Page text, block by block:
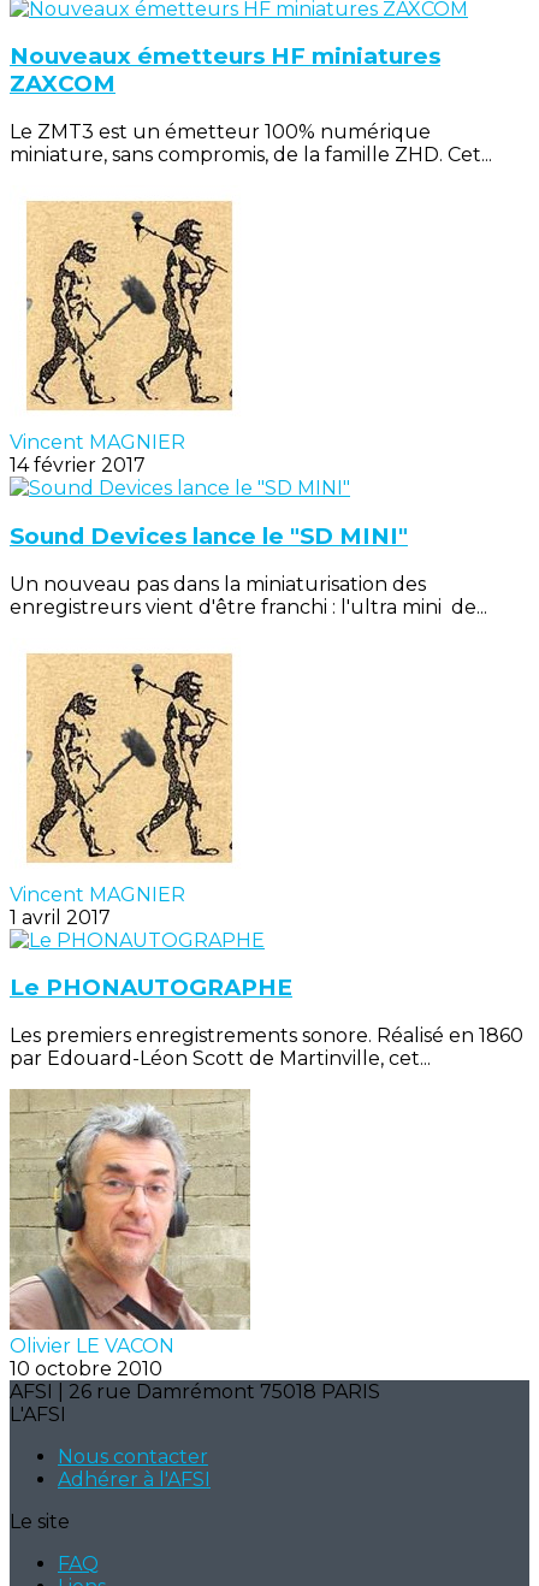
Nouveaux émetteurs HF miniatures
ZAXCOM
Le ZMT3 est un émetteur 100% numérique
miniature, sans compromis, de la famille ZHD. Cet...
Vincent MAGNIER
14 février 2017
Sound Devices lance le "SD MINI"
Un nouveau pas dans la miniaturisation des
enregistreurs vient d'être franchi : l'ultra mini de...
Vincent MAGNIER
1 avril 2017
Le PHONAUTOGRAPHE
Les premiers enregistrements sonore. Réalisé en 1860
par Edouard-Léon Scott de Martinville, cet...
Olivier LE VACON
10 octobre 2010
AFSI | 26 rue Damrémont 75018 PARIS
L'AFSI
Nous contacter
Adhérer à l'AFSI
Le site
FAQ